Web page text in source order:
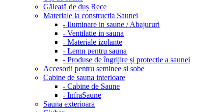
Găleată de duș Rece
Materiale la constructia Saunei
- Iluminare in saune / Abajururi
- Ventilatie in sauna
- Materiale izolante
- Lemn pentru sauna
- Produse de îngrijire și protecție a saunei
Accesorii pentru seminee si sobe
Cabine de sauna interioare
- Cabine de Saune
- InfraSaune
Sauna exterioara